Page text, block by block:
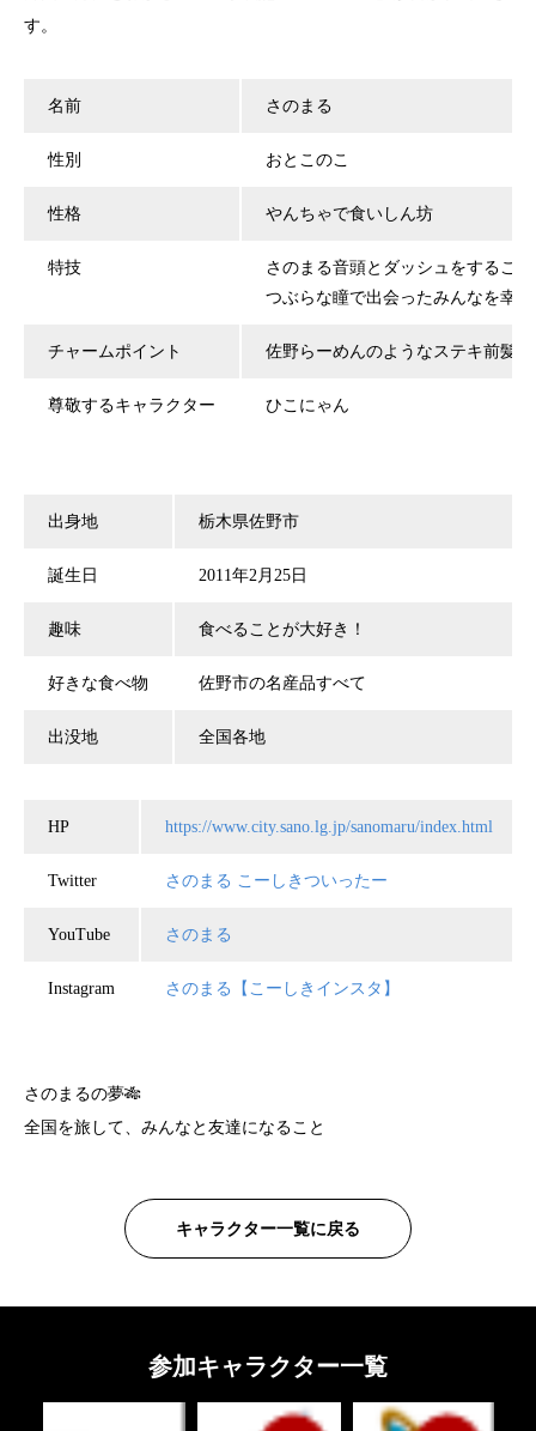
す 。
名前 さのまる
性別 おとこのこ
性格 やんちゃで食いしん坊
特技
さのまる音頭とダッシュをすること
つぶらな瞳で出会ったみんなを幸
チャームポイント 佐野らーめんのようなステキ前髪
尊敬するキャラクター ひこにゃん
出身地 栃木県佐野市
誕生日 2011年2月25日
趣味 食べることが大好き！
好きな食べ物 佐野市の名産品すべて
出没地 全国各地
HP https://www.city.sano.lg.jp/sanomaru/index.html
Twitter さのまる こーしきついったー
YouTube さのまる
Instagram さのまる【こーしきインスタ】
さのまるの夢🎋
全国を旅して、みんなと友達になること
キャラクター一覧に戻る
参加キャラクター一覧